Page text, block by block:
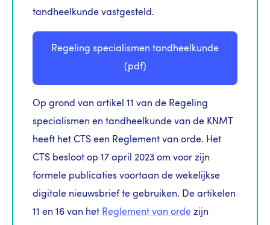
tandheelkunde vastgesteld.
Regeling specialismen tandheelkunde
(pdf)
Op grond van artikel 11 van de Regeling
specialismen en tandheelkunde van de KNMT
heeft het CTS een Reglement van orde. Het
CTS besloot op 17 april 2023 om voor zijn
formele publicaties voortaan de wekelijkse
digitale nieuwsbrief te gebruiken. De artikelen
11 en 16 van het Reglement van orde zijn